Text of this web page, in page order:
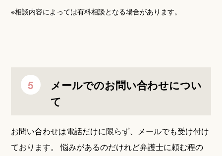
※相談内容によっては有料相談となる場合があります。
メールでのお問い合わせについ
て
お問い合わせは電話だけに限らず、メールでも受け付け
ております。
悩みがあるのだけれど弁護士に頼む程の